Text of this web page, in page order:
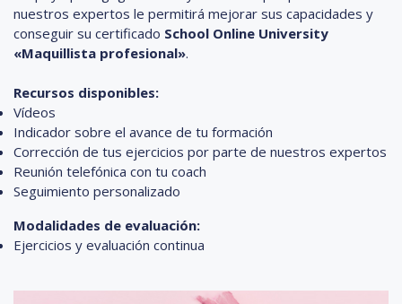
nuestros expertos le permitirá mejorar sus capacidades y
conseguir su certificado School Online University
«Maquillista profesional».
Recursos disponibles:
Vídeos
Indicador sobre el avance de tu formación
Corrección de tus ejercicios por parte de nuestros expertos
Reunión telefónica con tu coach
Seguimiento personalizado
Modalidades de evaluación:
Ejercicios y evaluación continua